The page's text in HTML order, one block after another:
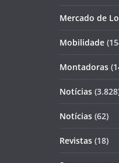
Mercado de
Mobilidade
Montadoras
Notícias
Notícias (62)
Revistas (18)